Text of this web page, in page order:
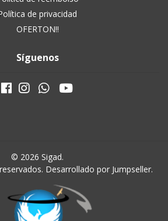
de privacidad
OFERTON!!
Síguenos
© 2026 Sigad.
Desarrollado por Jumpseller.